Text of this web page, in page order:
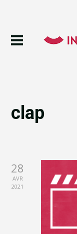
clap
28
AVR
2021